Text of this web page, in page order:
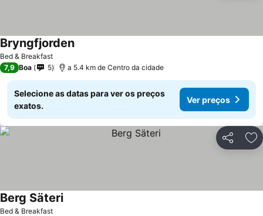
Bed & Breakfast
Bryngfjorden
7,9 Boa 5 a 5.4 km de Centro da cidade
Selecione as datas para ver os preços
exatos.
Ver preços
Partilhar
Bed & Breakfast
Berg Säteri